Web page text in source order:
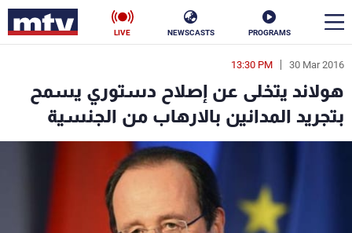
PROGRAMS
NEWSCASTS
LIVE
30 Mar 2016
13:30 PM
هولاند يتخلى عن إصلاح دستوري يسمح
بتجريد المدانين بالارهاب من الجنسية
en
الأخبار
سياسة ناس
رياضة